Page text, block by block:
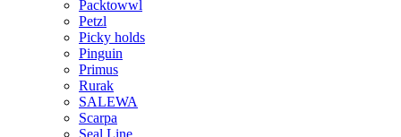
Packtowwl
Petzl
Picky holds
Pinguin
Primus
Rurak
SALEWA
Scarpa